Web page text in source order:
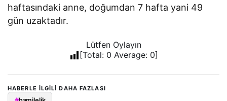
haftasındaki anne, doğumdan 7 hafta yani 49
gün uzaktadır.
Lütfen Oylayın
[Total: 0 Average: 0]
HABERLE ILGILI DAHA FAZLASI